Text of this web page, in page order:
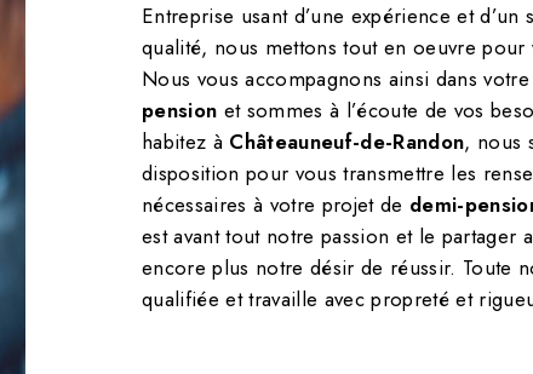
Entreprise usant d’une expérience et d’un
qualité, nous mettons tout en oeuvre pour
Nous vous accompagnons ainsi dans
pension et sommes à l’écoute de vos
habitez à Châteauneuf-de-Randon, nous
disposition pour vous transmettre les
nécessaires à votre projet de demi-
est avant tout notre passion et le partager
encore plus notre désir de réussir. Toute
qualifiée et travaille avec propreté et